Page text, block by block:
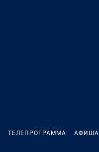
ТЕЛЕПРОГРАММА АФИША